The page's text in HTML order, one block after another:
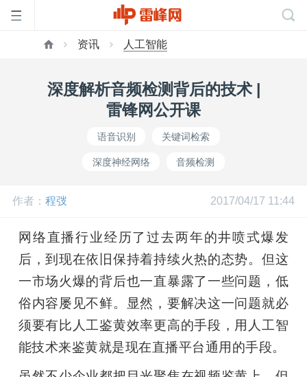
公
开
课
资讯 人工智能
深度解析音频检测背后的技术 |
雷锋网公开课
语音识别 关键词检索
深度神经网络 音频检测
作者： 程弢 2017/04/17 11:44
网络直播行业经历了过去两年的井喷式爆发
后，到现在依旧保持着持续火热的态势。但这
一市场火爆的背后也一直暴露了一些问题，低
俗内容屡见不鲜。显然，要解决这一问题就必
须要有比人工鉴黄效率更高的手段，用人工智
能技术来鉴黄就是现在直播平台通用的手段。